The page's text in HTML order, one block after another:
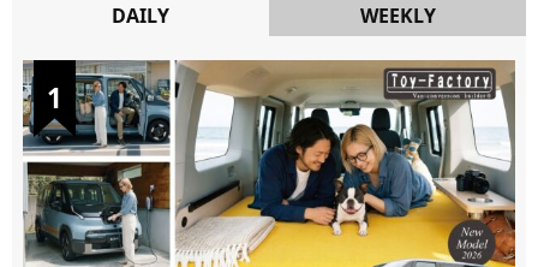
DAILY
WEEKLY